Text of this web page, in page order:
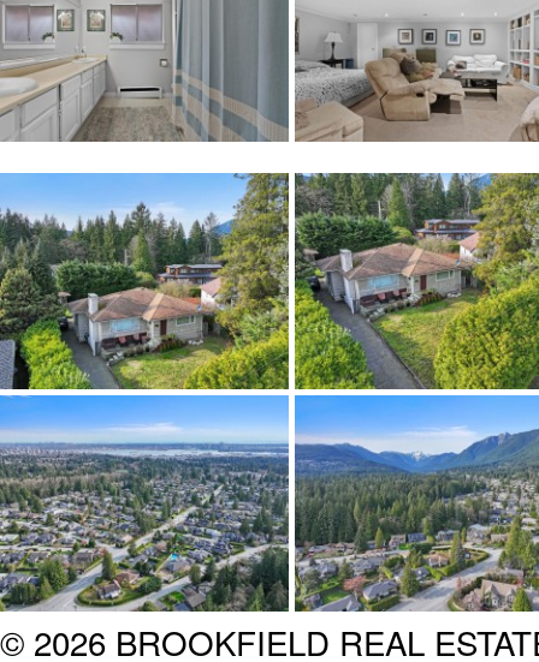
© 2026 BROOKFIELD REAL